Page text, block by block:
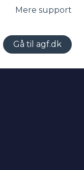
Mere support
Gå til agf.dk